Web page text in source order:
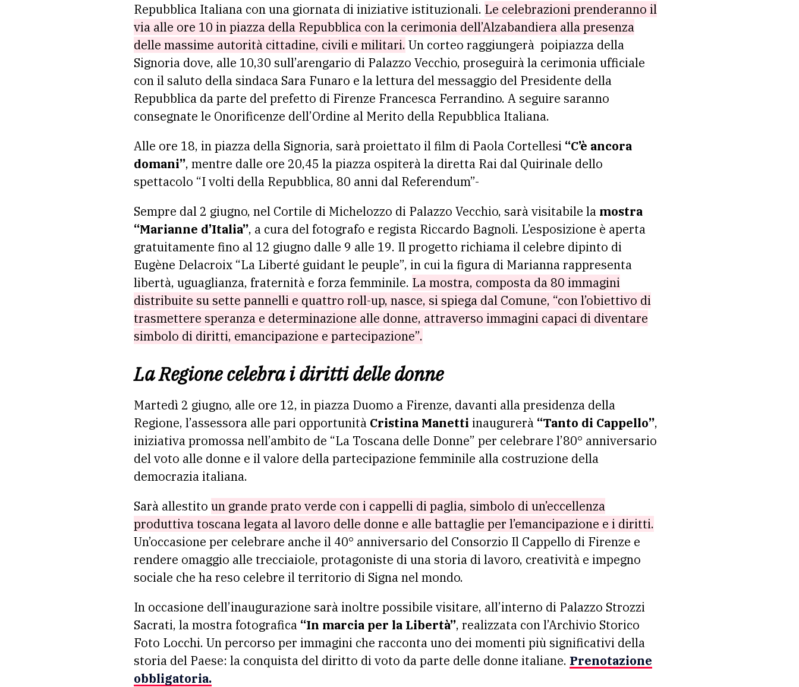
Repubblica Italiana con una giornata di iniziative istituzionali. Le celebrazioni prenderanno il
via alle ore 10 in piazza della Repubblica con la cerimonia dell’Alzabandiera alla presenza
delle massime autorità cittadine, civili e militari. Un corteo raggiungerà poipiazza della
Signoria dove, alle 10,30 sull’arengario di Palazzo Vecchio, proseguirà la cerimonia ufficiale
con il saluto della sindaca Sara Funaro e la lettura del messaggio del Presidente della
Repubblica da parte del prefetto di Firenze Francesca Ferrandino. A seguire saranno
consegnate le Onorificenze dell’Ordine al Merito della Repubblica Italiana.
Alle ore 18, in piazza della Signoria, sarà proiettato il film di Paola Cortellesi “C’è ancora
domani”, mentre dalle ore 20,45 la piazza ospiterà la diretta Rai dal Quirinale dello
spettacolo “I volti della Repubblica, 80 anni dal Referendum”-
Sempre dal 2 giugno, nel Cortile di Michelozzo di Palazzo Vecchio, sarà visitabile la mostra
“Marianne d’Italia”, a cura del fotografo e regista Riccardo Bagnoli. L’esposizione è aperta
gratuitamente fino al 12 giugno dalle 9 alle 19. Il progetto richiama il celebre dipinto di
Eugène Delacroix “La Liberté guidant le peuple”, in cui la figura di Marianna rappresenta
libertà, uguaglianza, fraternità e forza femminile. La mostra, composta da 80 immagini
distribuite su sette pannelli e quattro roll-up, nasce, si spiega dal Comune, “con l’obiettivo di
trasmettere speranza e determinazione alle donne, attraverso immagini capaci di diventare
simbolo di diritti, emancipazione e partecipazione”.
La Regione celebra i diritti delle donne
Martedì 2 giugno, alle ore 12, in piazza Duomo a Firenze, davanti alla presidenza della
Regione, l’assessora alle pari opportunità Cristina Manetti inaugurerà “Tanto di Cappello”,
iniziativa promossa nell’ambito de “La Toscana delle Donne” per celebrare l’80° anniversario
del voto alle donne e il valore della partecipazione femminile alla costruzione della
democrazia italiana.
Sarà allestito un grande prato verde con i cappelli di paglia, simbolo di un’eccellenza
produttiva toscana legata al lavoro delle donne e alle battaglie per l’emancipazione e i diritti.
Un’occasione per celebrare anche il 40° anniversario del Consorzio Il Cappello di Firenze e
rendere omaggio alle trecciaiole, protagoniste di una storia di lavoro, creatività e impegno
sociale che ha reso celebre il territorio di Signa nel mondo.
In occasione dell’inaugurazione sarà inoltre possibile visitare, all’interno di Palazzo Strozzi
Sacrati, la mostra fotografica “In marcia per la Libertà”, realizzata con l’Archivio Storico
Foto Locchi. Un percorso per immagini che racconta uno dei momenti più significativi della
storia del Paese: la conquista del diritto di voto da parte delle donne italiane. Prenotazione
obbligatoria.